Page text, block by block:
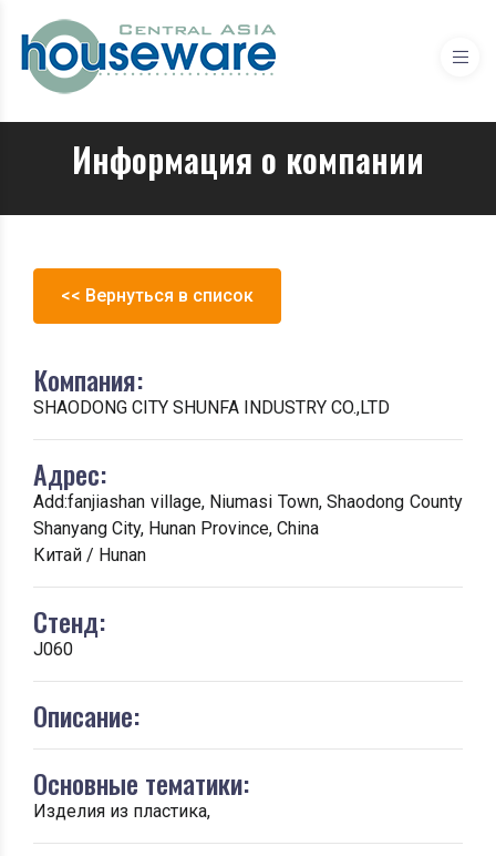
Информация о компании
<< Вернуться в список
Компания:
SHAODONG CITY SHUNFA INDUSTRY CO.,LTD
Адрес:
Add:fanjiashan village, Niumasi Town, Shaodong County
Shanyang City, Hunan Province, China
Китай / Hunan
Стенд:
J060
Описание:
Основные тематики:
Изделия из пластика,